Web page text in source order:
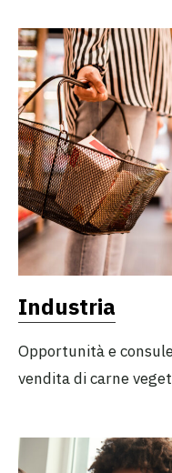
Industria
Opportunità e
vendita di carne